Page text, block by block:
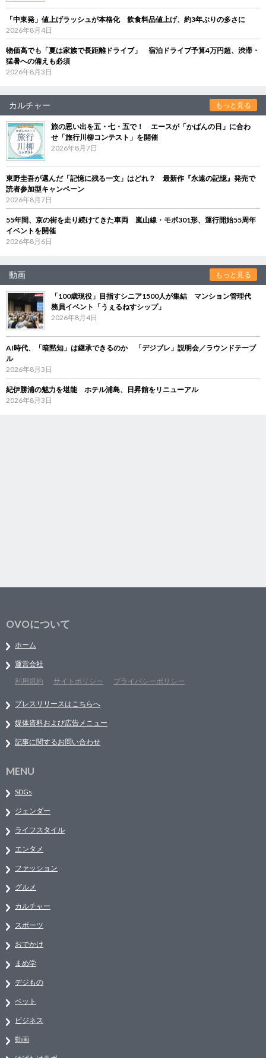
「中東発」値上げラッシュが本格化 飲食料品値上げ、約3年ぶりの多さに
2026年8月4日
物価高でも「夏は家族で長距離ドライブ」 宿泊ドライブ予算4万円超、渋滞・
猛暑への備えも必須
2026年8月3日
カルチャー もっと見る
旅の思い出を五・七・五で！ エースが「かばんの日」に合わ
せ「旅行川柳コンテスト」を開催
2026年8月7日
東野圭吾が選んだ「記憶に残る一文」はどれ？ 最新作『永遠の記憶』発売で
読者参加型キャンペーン
2026年8月7日
55年間、京の街を走り続けてきた車両 嵐山線・モボ301形、運行開始55周年
イベントを開催
2026年8月6日
動画 もっと見る
「100歳現役」目指すシニア1500人が集結 マンション管理代
務員イベント「うぇるねすシップ」
2026年8月4日
AI時代、「暗黙知」は継承できるのか 「デジブレ」説明会／ラウンドテーブ
ル
2026年8月3日
紀伊勝浦の魅力を堪能 ホテル浦島、日昇館をリニューアル
2026年8月3日
OVOについて
ホーム
運営会社
利用規約
サイトポリシー プライバシーポリシー
プレスリリースはこちらへ
媒体資料および広告メニュー
記事に関するお問い合わせ
MENU
SDGs
ジェンダー
ライフスタイル
エンタメ
ファッション
グルメ
カルチャー
スポーツ
おでかけ
まめ学
デジもの
ペット
ビジネス
動画